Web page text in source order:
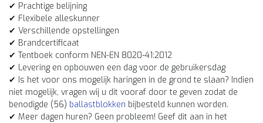
✔ Prachtige belijning
✔ Flexibele alleskunner
✔ Verschillende opstellingen
✔ Brandcertificaat
✔ Tentboek conform NEN-EN 8020-41:2012
✔ Levering en opbouwen een dag voor de gebruikersdag
✔ Is het voor ons mogelijk haringen in de grond te slaan? Indien
niet mogelijk, vragen wij u dit vooraf door te geven zodat de
benodigde (56) ballastblokken bijbesteld kunnen worden.
✔ Meer dagen huren? Geen probleem! Geef dit aan in het